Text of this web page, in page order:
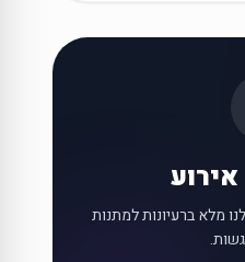
מלא ברעיונות למתנות